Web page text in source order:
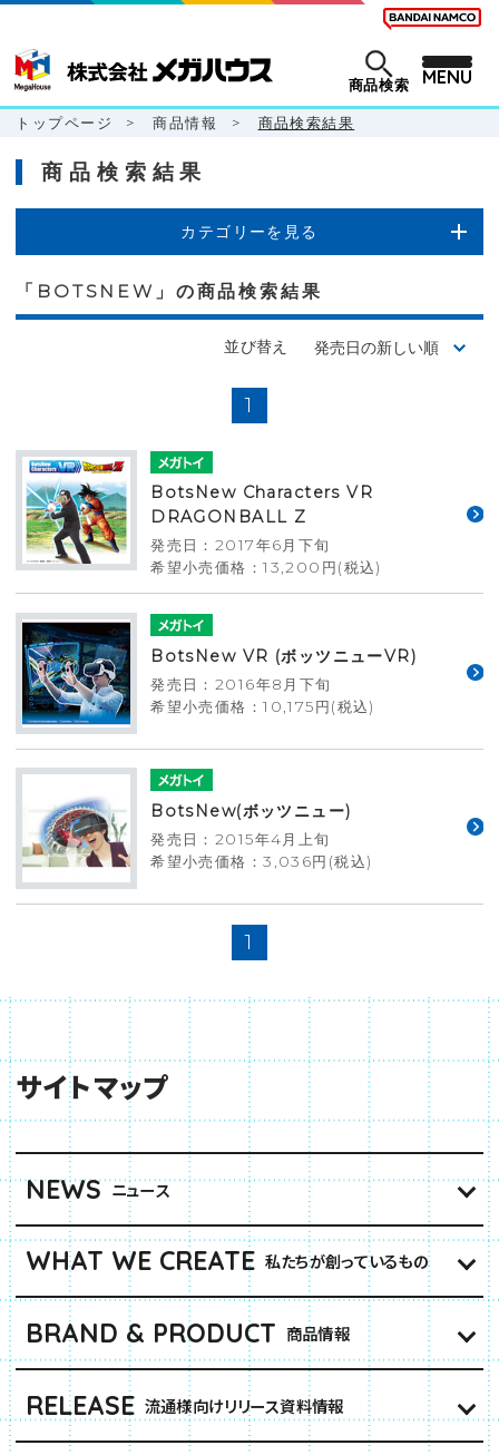
商品検索 MENU
トップページ > 商品情報 > 商品検索結果
商品検索結果
カテゴリーを見る
「BOTSNEW」の商品検索結果
並び替え
1
BotsNew Characters VR
DRAGONBALL Z
発売日：2017年6月下旬
希望小売価格：13,200円(税込)
BotsNew VR (ボッツニューVR)
発売日：2016年8月下旬
希望小売価格：10,175円(税込)
BotsNew(ボッツニュー)
発売日：2015年4月上旬
希望小売価格：3,036円(税込)
1
サイトマップ
NEWS ニュース
WHAT WE CREATE 私たちが創っているもの
BRAND & PRODUCT 商品情報
RELEASE 流通様向けリリース資料情報